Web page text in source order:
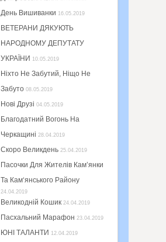
День Вишиванки 16.05.2019
ВЕТЕРАНИ ДЯКУЮТЬ
НАРОДНОМУ ДЕПУТАТУ
УКРАЇНИ 10.05.2019
Ніхто Не Забутий, Ніщо Не
Забуто 08.05.2019
Нові Друзі 04.05.2019
Благодатний Вогонь На
Черкащині 28.04.2019
Скоро Великдень 25.04.2019
Пасочки Для Жителів Кам’янки
Та Кам‘янського Району
24.04.2019
Великодній Кошик 24.04.2019
Пасхальний Марафон 23.04.2019
ЮНІ ТАЛАНТИ 12.04.2019